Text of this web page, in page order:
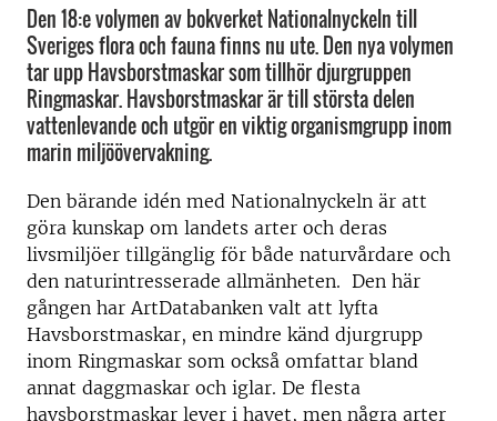
Den 18:e volymen av bokverket Nationalnyckeln till
Sveriges flora och fauna finns nu ute. Den nya volymen
tar upp Havsborstmaskar som tillhör djurgruppen
Ringmaskar. Havsborstmaskar är till största delen
vattenlevande och utgör en viktig organismgrupp inom
marin miljöövervakning.
Den bärande idén med Nationalnyckeln är att
göra kunskap om landets arter och deras
livsmiljöer tillgänglig för både naturvårdare och
den naturintresserade allmänheten. Den här
gången har ArtDatabanken valt att lyfta
Havsborstmaskar, en mindre känd djurgrupp
inom Ringmaskar som också omfattar bland
annat daggmaskar och iglar. De flesta
havsborstmaskar lever i havet, men några arter